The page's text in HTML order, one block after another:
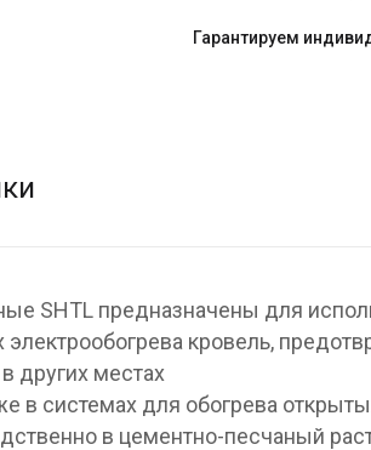
Гарантируем
SHTL предназначены для
электрообогрева кровель,
других местах
в системах для обогрева
в цементно-песчаный